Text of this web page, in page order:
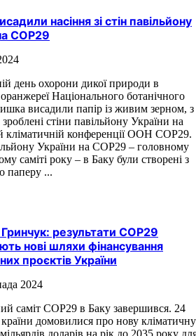
насіння зі стін павільйону
COP29
день охорони дикої природи в
Національного ботанічного
висадили папір із живим зерном, з
стіни павільйону України на
кліматичній конференції ООН COP29.
України на COP29 – головному
саміті року – в Баку були створені з
паперу ...
Гринчук: результати СОР29
нові шляхи фінансування
проєктів України
2024
саміт СОР29 в Баку завершився. 24
домовилися про нову кліматичну
доларів на рік до 2035 року